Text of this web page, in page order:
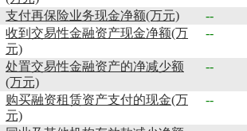
支付再保险业务现金净额(万元) --
收到交易性金融资产现金净额(万
元)
--
处置交易性金融资产的净减少额
(万元)
--
购买融资租赁资产支付的现金(万
元)
--